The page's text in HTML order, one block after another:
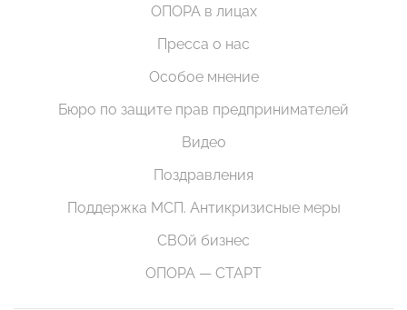
ОПОРА в лицах
Пресса о нас
Особое мнение
Бюро по защите прав предпринимателей
Видео
Поздравления
Поддержка МСП. Антикризисные меры
СВОй бизнес
ОПОРА — СТАРТ